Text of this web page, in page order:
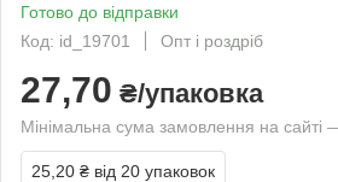
Готово до відправки
Код: id_19701
Опт і роздріб
27,70 ₴/упаковка
Мінімальна сума замовлення на сайті
25,20 ₴ від 20 упаковок